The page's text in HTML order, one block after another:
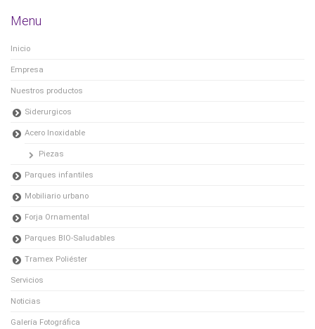
Menu
Inicio
Empresa
Nuestros productos
Siderurgicos
Acero Inoxidable
Piezas
Parques infantiles
Mobiliario urbano
Forja Ornamental
Parques BIO-Saludables
Tramex Poliéster
Servicios
Noticias
Galería Fotográfica